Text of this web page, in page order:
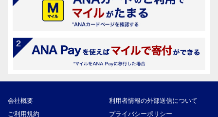
会社概要
利用者情報の外部送信について
ご利用規約
プライバシーポリシー